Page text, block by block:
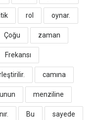
rol oynar.
Çoğu zaman
Frekansı
camına
menziline
Bu sayede